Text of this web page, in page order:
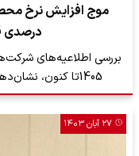
درصدی
بررسی اطلاعیه‌های
1405تا کنون، نشان‌دهنده افزایش گسترده قیمت محصولات…
۲۷ آبان ۱۴۰۳